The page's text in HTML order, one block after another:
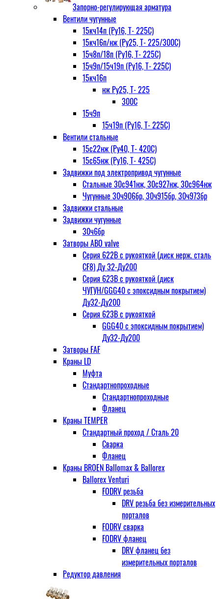
Запорно-регулирующая арматура
Вентили чугунные
15кч14п (Ру16, Т- 225С)
15кч16п/нж (Ру25, Т- 225/300С)
15ч8п/18п (Ру16, Т- 225С)
15ч9п/15ч19п (Ру16, Т- 225С)
15кч16п
нж Ру25, Т- 225
300С
15ч9п
15ч19п (Ру16, Т- 225С)
Вентили стальные
15с22нж (Ру40, Т- 420С)
15с65нж (Ру16, Т- 425С)
Задвижки под электропривод чугунные
Стальные 30с941нж, 30с927нж, 30с964нж
Чугунные 30ч906бр, 30ч915бр, 30ч973бр
Задвижки стальные
Задвижки чугунные
30ч6бр
Затворы ABO valve
Серия 622В с рукояткой (диск нерж. сталь
CF8) Ду 32-Ду200
Серия 623В с рукояткой (диск
ЧУГУН/GGG40 с эпоксидным покрытием)
Ду32-Ду200
Серия 623В с рукояткой
GGG40 с эпоксидным покрытием)
Ду32-Ду200
Затворы FAF
Краны LD
Муфта
Стандартнопроходные
Стандартнопроходные
Фланец
Краны TEMPER
Стандартный проход / Cталь 20
Сварка
Фланец
Краны BROEN Ballomax & Ballorex
Ballorex Venturi
FODRV резьба
DRV резьба без измерительных
порталов
FODRV сварка
FODRV фланец
DRV фланец без
измерительных порталов
Редуктор давления